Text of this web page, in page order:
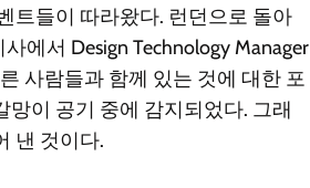
트들이 따라왔다. 런던으로 돌아
에서 Design Technology Manager
사람들과 함께 있는 것에 대한 포
망이 공기 중에 감지되었다. 그래
낸 것이다.